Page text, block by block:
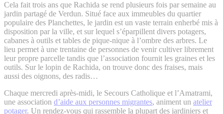
Cela fait trois ans que Rachida se rend plusieurs fois par semaine au
jardin partagé de Verdun. Situé face aux immeubles du quartier
populaire des Planchettes, le jardin est un vaste terrain enherbé mis à
disposition par la ville, et sur lequel s’éparpillent divers potagers,
cabanes à outils et tables de pique-nique à l’ombre des arbres. Le
lieu permet à une trentaine de personnes de venir cultiver librement
leur propre parcelle tandis que l’association fournit les graines et les
outils. Sur le lopin de Rachida, on trouve donc des fraises, mais
aussi des oignons, des radis…
Chaque mercredi après-midi, le Secours Catholique et l’Amatrami,
une association d’aide aux personnes migrantes, animent un atelier
potager. Un rendez-vous qui rassemble la plupart des jardiniers et